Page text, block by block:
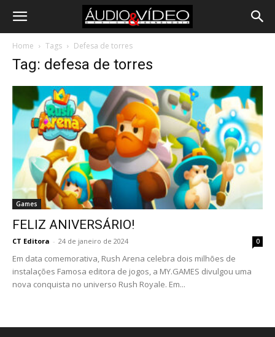
Home Tags Defesa de torres
Tag: defesa de torres
Games
FELIZ ANIVERSÁRIO!
CT Editora - 24 de janeiro de 2024 0
Em data comemorativa, Rush Arena celebra dois milhões de
instalações Famosa editora de jogos, a MY.GAMES divulgou uma
nova conquista no universo Rush Royale. Em...